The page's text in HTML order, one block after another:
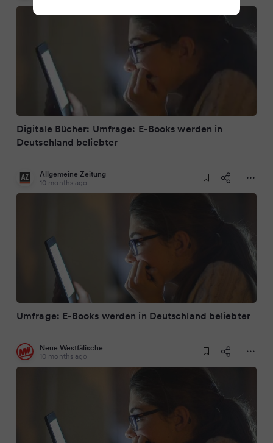
Digitale Bücher: Umfrage: E-Books werden in
Deutschland beliebter
Allgemeine Zeitung
10 months ago
Umfrage: E-Books werden in Deutschland beliebter
Neue Westfälische
10 months ago